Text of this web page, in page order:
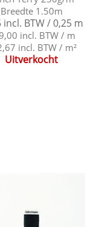
Breedte 1.50m
incl. BTW / 0,25 m
incl. BTW / m
incl. BTW / m²
Uitverkocht